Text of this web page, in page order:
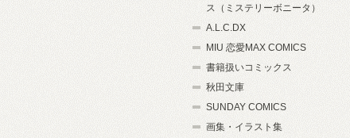
ス（ミステリーボニータ）
A.L.C.DX
MIU 恋愛MAX COMICS
書籍扱いコミックス
秋田文庫
SUNDAY COMICS
画集・イラスト集